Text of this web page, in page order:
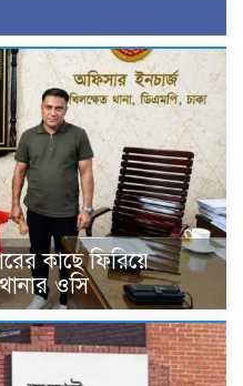
কাছে ফিরিয়ে
ওসি